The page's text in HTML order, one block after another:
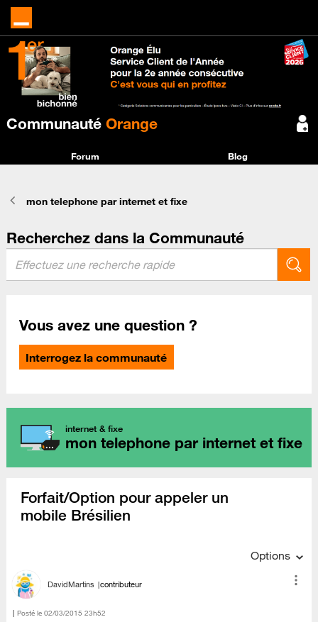
Communauté Orange
Forum Blog
mon telephone par internet et fixe
Recherchez dans la Communauté
Vous avez une question ?
Interrogez la communauté
internet & fixe
mon telephone par internet et fixe
Forfait/Option pour appeler un
mobile Brésilien
Options
DavidMartins contributeur
Posté le ‎02/03/2015 23h52